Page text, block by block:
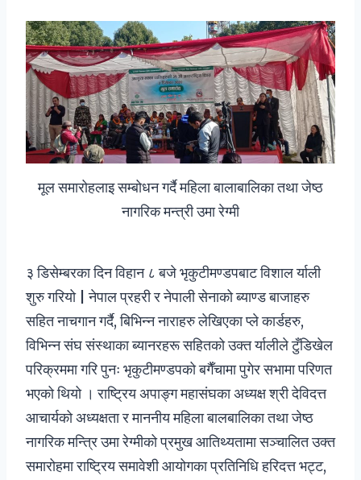
मूल समारोहलाइ सम्बोधन गर्दै महिला बालाबालिका तथा जेष्ठ
नागरिक मन्त्री उमा रेग्मी
३ डिसेम्बरका दिन विहान ८ बजे भृकुटीमण्डपबाट विशाल र्याली
शुरु गरियो | नेपाल प्रहरी र नेपाली सेनाको ब्याण्ड बाजाहरु
सहित नाचगान गर्दै, बिभिन्न नाराहरु लेखिएका प्ले कार्डहरु,
विभिन्न संघ संस्थाका ब्यानरहरू सहितको उक्त र्यालीले टुँडिखेल
परिक्रममा गरि पुनः भृकुटीमण्डपको बगैँचामा पुगेर सभामा परिणत
भएको थियो । राष्ट्रिय अपाङ्ग महासंघका अध्यक्ष श्री देविदत्त
आचार्यको अध्यक्षता र माननीय महिला बालबालिका तथा जेष्ठ
नागरिक मन्त्रि उमा रेग्मीको प्रमुख आतिथ्यतामा सञ्चालित उक्त
समारोहमा राष्ट्रिय समावेशी आयोगका प्रतिनिधि हरिदत्त भट्ट,